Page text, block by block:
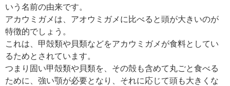
いう名前の由来です。
アカウミガメは、アオウミガメに比べると頭が大きいのが
特徴的でしょう。
これは、甲殻類や貝類などをアカウミガメが食料としてい
るためとされています。
つまり固い甲殻類や貝類を、その殻も含めて丸ごと食べる
ために、強い顎が必要となり、それに応じて頭も大きくな